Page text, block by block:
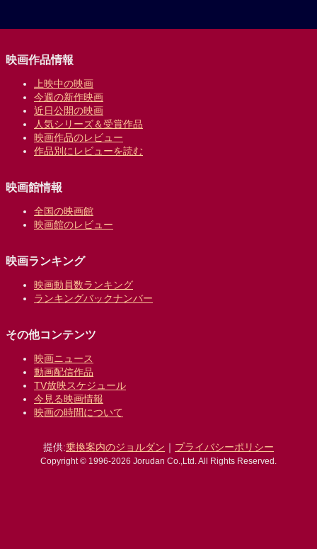
映画作品情報
上映中の映画
今週の新作映画
近日公開の映画
人気シリーズ＆受賞作品
映画作品のレビュー
作品別にレビューを読む
映画館情報
全国の映画館
映画館のレビュー
映画ランキング
映画動員数ランキング
ランキングバックナンバー
その他コンテンツ
映画ニュース
動画配信作品
TV放映スケジュール
今見る映画情報
映画の時間について
提供:乗換案内のジョルダン ｜ プライバシーポリシー
Copyright © 1996-2026 Jorudan Co.,Ltd. All Rights Reserved.